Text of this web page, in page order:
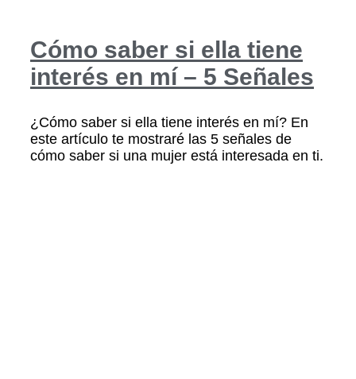
Cómo saber si ella tiene
interés en mí – 5 Señales
¿Cómo saber si ella tiene interés en mí? En
este artículo te mostraré las 5 señales de
cómo saber si una mujer está interesada en ti.